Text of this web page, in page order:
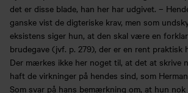
det er disse blade, han her har udgivet. –
ganske vist de digteriske krav, men som
eksistens siger hun, at den skal være en
brudegave (jvf. p. 279), der er en rent praktisk
Der mærkes ikke her noget til, at det at skrive
haft de virkninger på hendes sind, som
Som svar på hans bemærkning om, at hun